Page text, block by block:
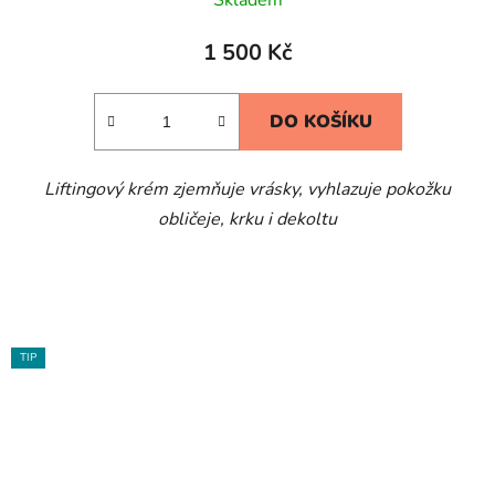
1 500 Kč
DO KOŠÍKU
Liftingový krém zjemňuje vrásky, vyhlazuje pokožku
obličeje, krku i dekoltu
TIP